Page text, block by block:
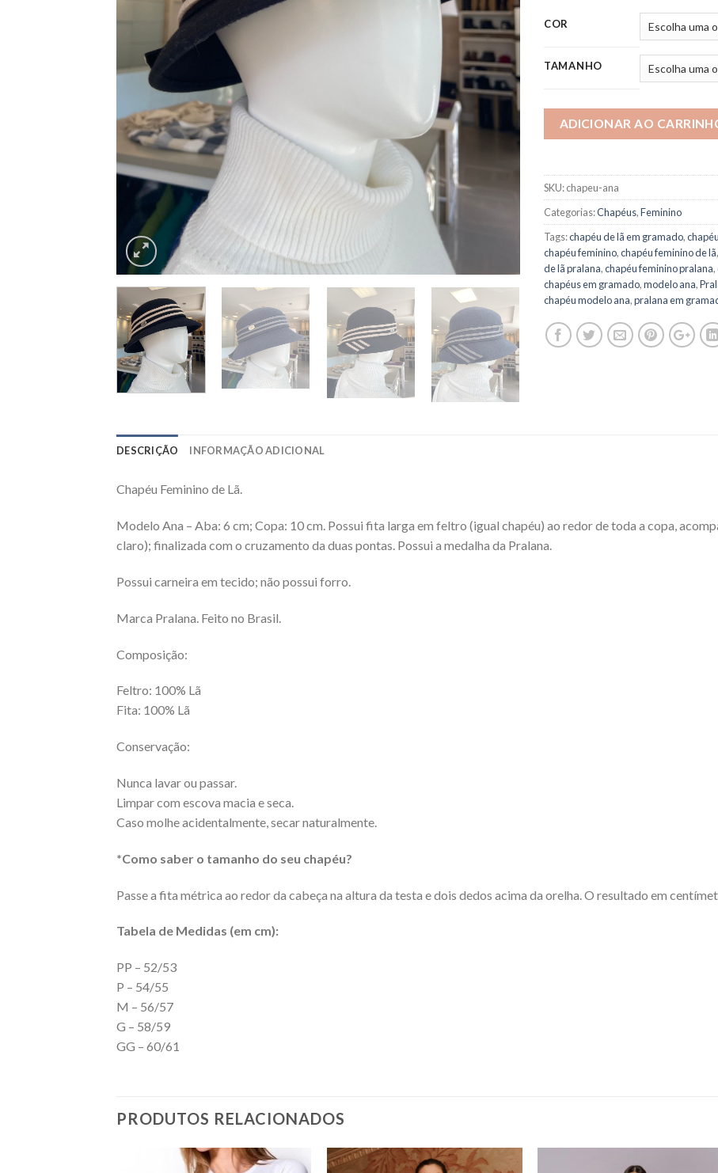
COR
TAMANHO
ADICIONAR AO
SKU:chapeu-ana
Categorias:Chapéus,Feminino
Tags:chapéu de lã em gramado,
chapéu feminino,chapéu feminino de lã,
de lã pralana,chapéu feminino pralana,
chapéus em gramado,modelo ana,
chapéu modelo ana,pralana em
DESCRIÇÃO INFORMAÇÃO ADICIONAL
Chapéu Feminino de Lã.
Modelo Ana – Aba: 6 cm; Copa: 10 cm. Possui fita larga em feltro (igual chapéu) ao redor de toda a copa,
claro); finalizada com o cruzamento da duas pontas. Possui a medalha da Pralana.
Possui carneira em tecido; não possui forro.
Marca Pralana. Feito no Brasil.
Composição:
Feltro: 100% Lã
Fita: 100% Lã
Conservação:
Nunca lavar ou passar.
Limpar com escova macia e seca.
Caso molhe acidentalmente, secar naturalmente.
*Como saber o tamanho do seu chapéu?
Passe a fita métrica ao redor da cabeça na altura da testa e dois dedos acima da orelha. O resultado em
Tabela de Medidas (em cm):
PP – 52/53
P – 54/55
M – 56/57
G – 58/59
GG – 60/61
PRODUTOS RELACIONADOS